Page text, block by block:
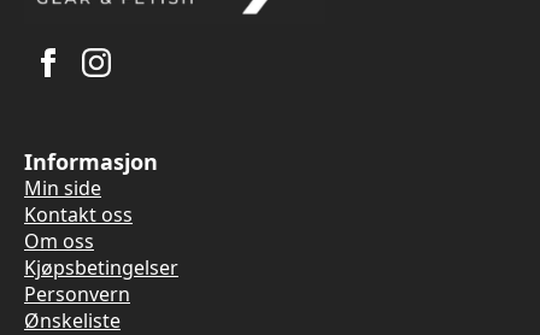
Informasjon
Min side
Kontakt oss
Om oss
Kjøpsbetingelser
Personvern
Ønskeliste